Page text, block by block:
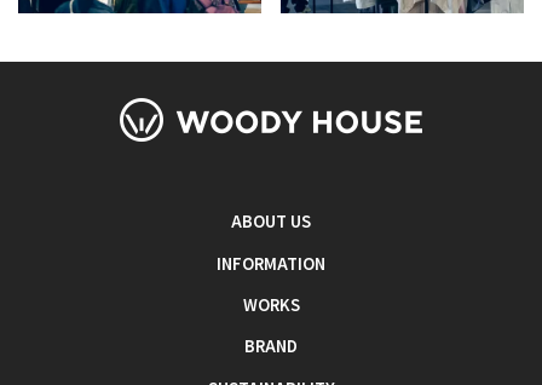
ABOUT US
INFORMATION
WORKS
BRAND